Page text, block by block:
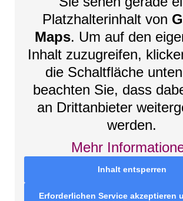
Platzhalterinhalt von
Maps. Um auf den
Inhalt zuzugreifen,
die Schaltfläche
beachten Sie, dass
an Drittanbieter
werden.
Mehr
Inhalt entsperren
Erforderlichen Service akzeptieren